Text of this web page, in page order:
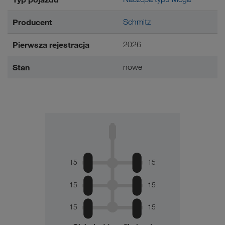
Producent Schmitz
Pierwsza rejestracja 2026
Stan nowe
15 15
15 15
15 15